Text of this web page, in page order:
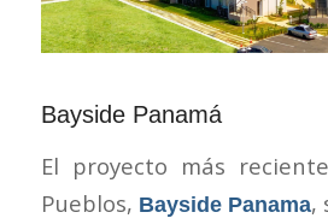
Bayside Panamá
El proyecto más
Pueblos, Bayside Panama,